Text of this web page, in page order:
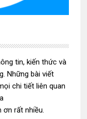
tin, kiến thức và
Những bài viết
chi tiết liên quan
ơn rất nhiều.